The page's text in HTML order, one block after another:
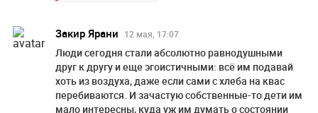
Закир Ярани 12 мая, 17:07
Люди сегодня стали абсолютно равнодушными
друг к другу и еще эгоистичными: всё им подавай
хоть из воздуха, даже если сами с хлеба на квас
перебиваются. И зачастую собственные-то дети им
мало интересны, куда уж им думать о состоянии